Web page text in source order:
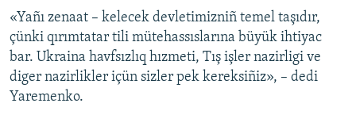
«Yañı zenaat – kelecek devletimizniñ temel taşıdır,
çünki qırımtatar tili mütehassıslarına büyük ihtiyac
bar. Ukraina havfsızlıq hızmeti, Tış işler nazirligi ve
diger nazirlikler içün sizler pek kereksiñiz», – dedi
Yaremenko.